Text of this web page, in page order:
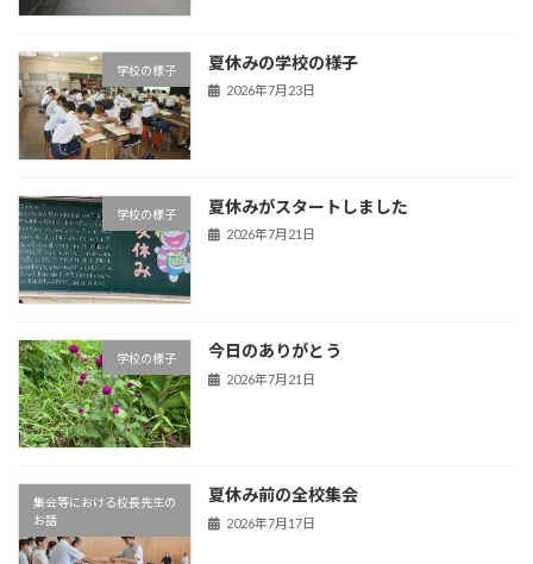
学校の様子 夏休みの学校の様子
2026年7月23日
学校の様子 夏休みがスタートしました
2026年7月21日
学校の様子 今日のありがとう
2026年7月21日
集会等における校長先生の
お話
夏休み前の全校集会
2026年7月17日